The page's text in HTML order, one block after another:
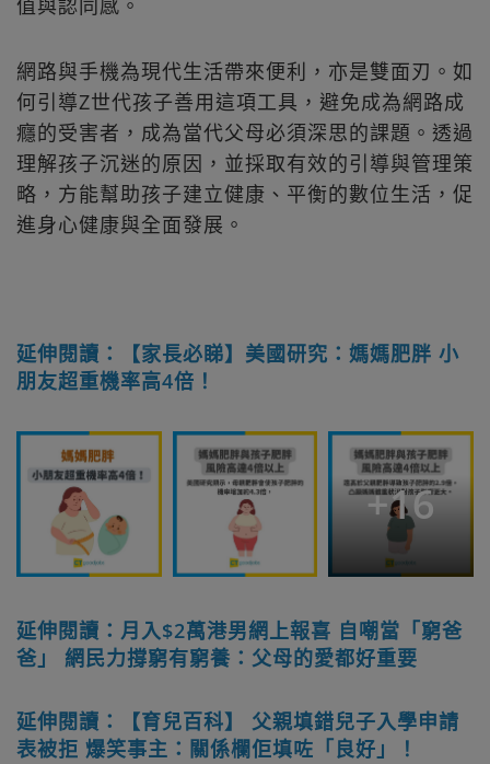
值與認同感。
網路與手機為現代生活帶來便利，亦是雙面刃。如
何引導Z世代孩子善用這項工具，避免成為網路成
癮的受害者，成為當代父母必須深思的課題。透過
理解孩子沉迷的原因，並採取有效的引導與管理策
略，方能幫助孩子建立健康、平衡的數位生活，促
進身心健康與全面發展。
延伸閱讀：【家長必睇】美國研究：媽媽肥胖 小
朋友超重機率高4倍！
+16
延伸閱讀：月入$2萬港男網上報喜 自嘲當「窮爸
爸」 網民力撐窮有窮養：父母的愛都好重要
延伸閱讀：【育兒百科】 父親填錯兒子入學申請
表被拒 爆笑事主：關係欄佢填咗「良好」！